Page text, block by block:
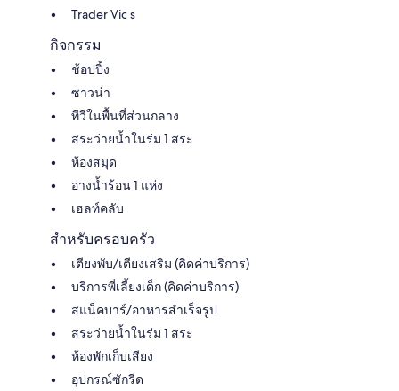
Trader Vic s
กิจกรรม
ช้อปปิ้ง
ซาวน่า
ทีวีในพื้นที่ส่วนกลาง
สระว่ายน้ำในร่ม 1 สระ
ห้องสมุด
อ่างน้ำร้อน 1 แห่ง
เฮลท์คลับ
สำหรับครอบครัว
เตียงพับ/เตียงเสริม (คิดค่าบริการ)
บริการพี่เลี้ยงเด็ก (คิดค่าบริการ)
สแน็คบาร์/อาหารสำเร็จรูป
สระว่ายน้ำในร่ม 1 สระ
ห้องพักเก็บเสียง
อุปกรณ์ซักรีด